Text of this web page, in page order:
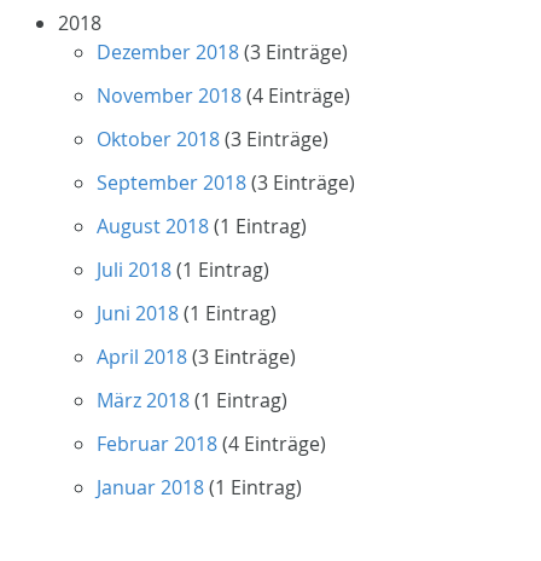
2018
Dezember 2018(3 Einträge)
November 2018(4 Einträge)
Oktober 2018(3 Einträge)
September 2018(3 Einträge)
August 2018(1 Eintrag)
Juli 2018(1 Eintrag)
Juni 2018(1 Eintrag)
April 2018(3 Einträge)
März 2018(1 Eintrag)
Februar 2018(4 Einträge)
Januar 2018(1 Eintrag)